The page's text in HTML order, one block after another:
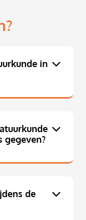
in
gegeven?
de